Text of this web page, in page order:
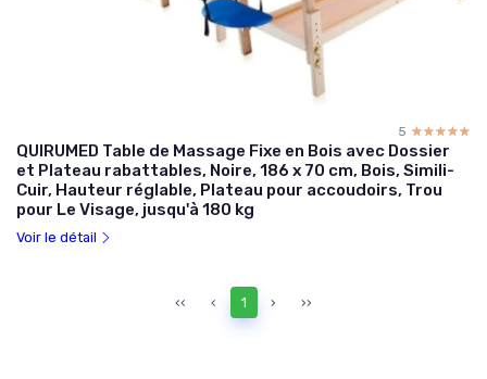
5 ☆☆☆☆☆
★★★★★
QUIRUMED Table de Massage Fixe en Bois avec Dossier
et Plateau rabattables, Noire, 186 x 70 cm, Bois, Simili-
Cuir, Hauteur réglable, Plateau pour accoudoirs, Trou
pour Le Visage, jusqu'à 180 kg
Voir le détail
‹‹ ‹ 1 › ››